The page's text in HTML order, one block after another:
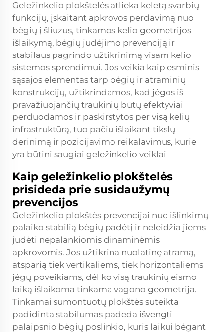
Geležinkelio plokštelės atlieka keletą svarbių
funkcijų, įskaitant apkrovos perdavimą nuo
bėgių į šliuzus, tinkamos kelio geometrijos
išlaikymą, bėgių judėjimo prevenciją ir
stabilaus pagrindo užtikrinimą visam kelio
sistemos sprendimui. Jos veikia kaip esminis
sąsajos elementas tarp bėgių ir atraminių
konstrukcijų, užtikrindamos, kad jėgos iš
pravažiuojančių traukinių būtų efektyviai
perduodamos ir paskirstytos per visą kelių
infrastruktūrą, tuo pačiu išlaikant tikslų
derinimą ir pozicijavimo reikalavimus, kurie
yra būtini saugiai geležinkelio veiklai.
Kaip geležinkelio plokštelės
prisideda prie susidaužymų
prevencijos
Geležinkelio plokštės prevencijai nuo išlinkimų
palaiko stabilią bėgių padėtį ir neleidžia jiems
judėti nepalankiomis dinaminėmis
apkrovomis. Jos užtikrina nuolatinę atramą,
atsparią tiek vertikaliems, tiek horizontaliems
jėgų poveikiams, dėl ko visą traukinių eismo
laiką išlaikoma tinkama vagono geometrija.
Tinkamai sumontuotų plokštės suteikta
padidinta stabilumas padeda išvengti
palaipsnio bėgių poslinkio, kuris laikui bėgant